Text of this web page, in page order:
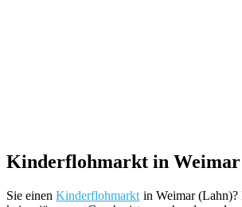
Kinderflohmarkt in Weimar
Sie einenKinderflohmarkt in Weimar